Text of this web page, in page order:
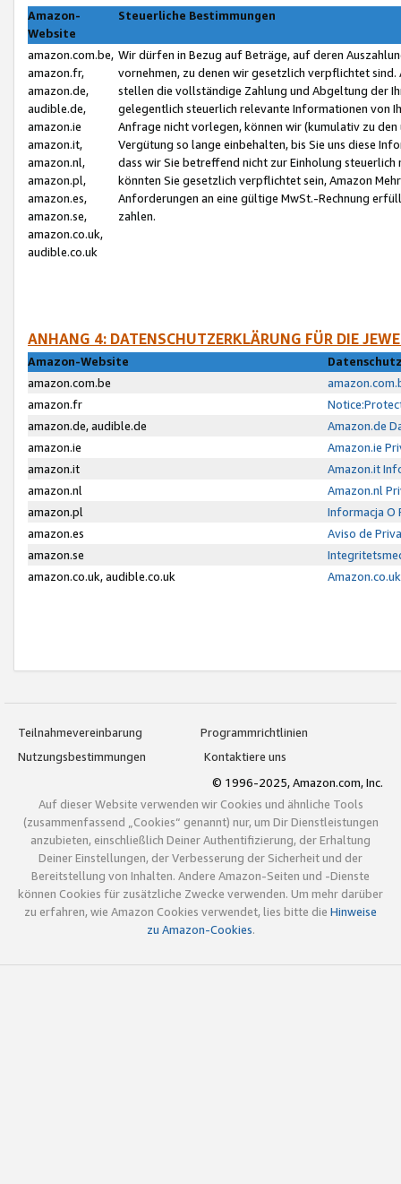
Amazon-
Website
Steuerliche Bestimmungen
amazon.com.be,
amazon.fr,
amazon.de,
audible.de,
amazon.ie
amazon.it,
amazon.nl,
amazon.pl,
amazon.es,
amazon.se,
amazon.co.uk,
audible.co.uk
Wir dürfen in Bezug auf Beträge, auf deren
vornehmen, zu denen wir gesetzlich verpflichtet
stellen die vollständige Zahlung und Abgeltung der
gelegentlich steuerlich relevante Informationen von
Anfrage nicht vorlegen, können wir (kumulativ zu
Vergütung so lange einbehalten, bis Sie uns diese
dass wir Sie betreffend nicht zur Einholung
könnten Sie gesetzlich verpflichtet sein, Amazon
Anforderungen an eine gültige MwSt.-Rechnung
zahlen.
ANHANG 4: DATENSCHUTZERKLÄRUNG FÜR DIE
Amazon-Website
amazon.com.be
amazon.fr
amazon.de, audible.de
Amazon.de
amazon.ie
Amazon.ie
amazon.it
Amazon.it
amazon.nl
Amazon.nl
amazon.pl
Informacja O
amazon.es
Aviso de
amazon.se
amazon.co.uk, audible.co.uk
Teilnahmevereinbarung
Programmrichtlinien
Nutzungsbestimmungen
Kontaktiere uns
© 1996-2025, Amazon.com, Inc.
Auf dieser Website verwenden wir Cookies und ähnliche Tools
(zusammenfassend „Cookies“ genannt) nur, um Dir Dienstleistungen
anzubieten, einschließlich Deiner Authentifizierung, der Erhaltung
Deiner Einstellungen, der Verbesserung der Sicherheit und der
Bereitstellung von Inhalten. Andere Amazon-Seiten und -Dienste
können Cookies für zusätzliche Zwecke verwenden. Um mehr darüber
zu erfahren, wie Amazon Cookies verwendet, lies bitte die Hinweise
zu Amazon-Cookies.